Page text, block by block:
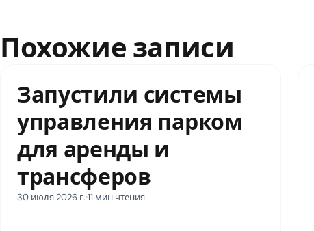
Похожие записи
Запустили системы
управления парком
для аренды и
трансферов
30 июля 2026 г. 11 мин чтения